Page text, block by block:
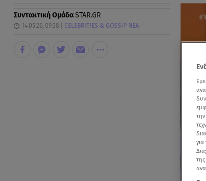
Συντακτική ΟμάδαSTAR.GR
14.05.26, 09:38 CELEBRITIES & GOSSIP ΝΕΑ